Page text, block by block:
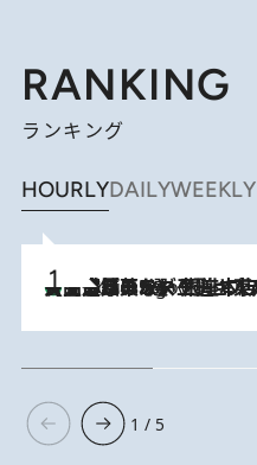
RANKING
ランキング
HOURLYDAILYWEEKLY
6 Hours Ago
【間違いのない王道・東京土産】資生堂パーラー 銀座本店でのみ出会える銘菓5選《極上プディング・濃厚チーズケーキ・ボンボンショコラほか》
1 / 5